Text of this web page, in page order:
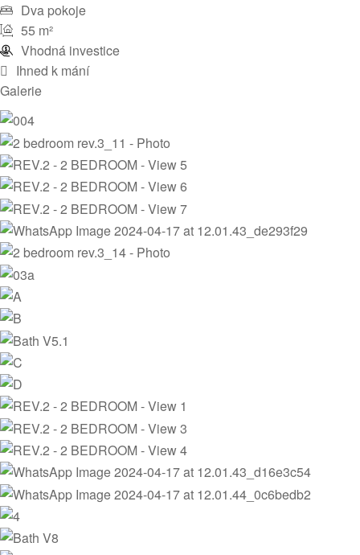
Dva pokoje
55 m²
Vhodná investice
Ihned k mání
Galerie